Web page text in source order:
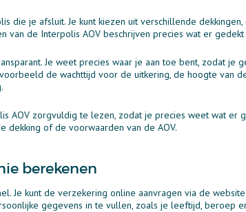
die je afsluit. Je kunt kiezen uit verschillende
van de Interpolis AOV beschrijven precies wat er
Je weet precies waar je aan toe bent, zodat je
de wachttijd voor de uitkering, de hoogte van
AOV zorgvuldig te lezen, zodat je precies weet wat er
dekking of de voorwaarden van de AOV.
berekenen
Je kunt de verzekering online aanvragen via de
gegevens in te vullen, zoals je leeftijd, beroep